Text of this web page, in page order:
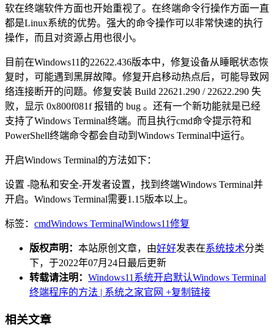
软在终端软件方面也开始重视了。在终端命令行操作方面一直
都是Linux系统的优势。强大的命令操作可以非常快速的执行
操作，而且对资源占用也很小。
目前在Windows11的22622.436版本中，修复设备从睡眠状态恢
复时，可能遇到黑屏故障。修复开启移动热点后，可能导致网
络连接断开的问题。修复安装 Build 22621.290 / 22622.290 失
败，显示 0x800f081f 报错的 bug 。还有一个新功能就是已经
支持了Windows Terminal终端。而且执行cmd命令提示符和
PowerShell终端命令都会自动到Windows Terminal中运行。
开启Windows Terminal的方法如下：
设置 -隐私和安全-开发者设置，找到终端Windows Terminal并
开启。Windows Terminal需要1.15版本以上。
标签： cmdWindows TerminalWindows11修复
版权声明： 本站原创文章，由好好发表在系统技术分类
下，于2022年07月24日最后更新
转载请注明： Windows11系统开启默认Windows Terminal
终端程序的方法 | 系统之家官网 +复制链接
相关文章